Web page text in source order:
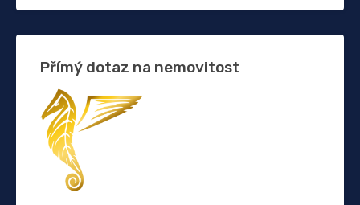
Přímý dotaz na nemovitost